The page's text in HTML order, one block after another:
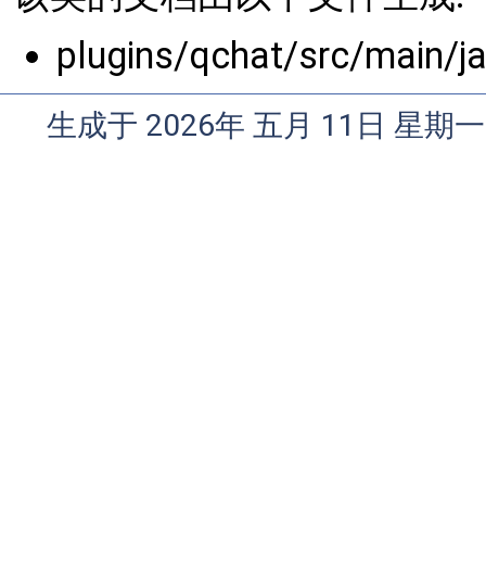
plugins/qchat/src/main/
生成于 2026年 五月 11日 星期